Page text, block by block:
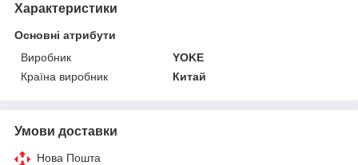
Характеристики
Основні атрибути
Виробник
YOKE
Країна виробник
Китай
Умови доставки
Нова Пошта